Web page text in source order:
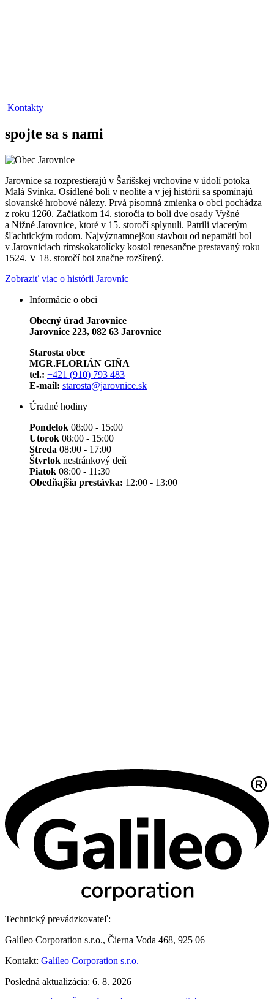
Kontakty
spojte sa s nami
Jarovnice sa rozprestierajú v Šarišskej vrchovine v údolí potoka
Malá Svinka. Osídlené boli v neolite a v jej histórii sa spomínajú
slovanské hrobové nálezy. Prvá písomná zmienka o obci pochádza
z roku 1260. Začiatkom 14. storočia to boli dve osady Vyšné
a Nižné Jarovnice, ktoré v 15. storočí splynuli. Patrili viacerým
šľachtickým rodom. Najvýznamnejšou stavbou od nepamäti bol
v Jarovniciach rímskokatolícky kostol renesančne prestavaný roku
1524. V 18. storočí bol značne rozšírený.
Zobraziť viac o histórii Jarovníc
Informácie o obci
Obecný úrad Jarovnice
Jarovnice 223, 082 63 Jarovnice
Starosta obce
MGR.FLORIÁN GIŇA
tel.: +421 (910) 793 483
E-mail: starosta@jarovnice.sk
Úradné hodiny
Pondelok 08:00 - 15:00
Utorok 08:00 - 15:00
Streda 08:00 - 17:00
Štvrtok nestránkový deň
Piatok 08:00 - 11:30
Obedňajšia prestávka: 12:00 - 13:00
Technický prevádzkovateľ:
Galileo Corporation s.r.o., Čierna Voda 468, 925 06
Kontakt: Galileo Corporation s.r.o.
Posledná aktualizácia: 6. 8. 2026